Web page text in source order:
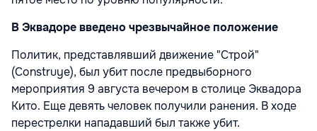
В Эквадоре введено чрезвычайное положение
Политик, представлявший движение "Строй"
(Construye), был убит после предвыборного
мероприятия 9 августа вечером в столице Эквадора
Кито. Еще девять человек получили ранения. В ходе
перестрелки нападавший был также убит.